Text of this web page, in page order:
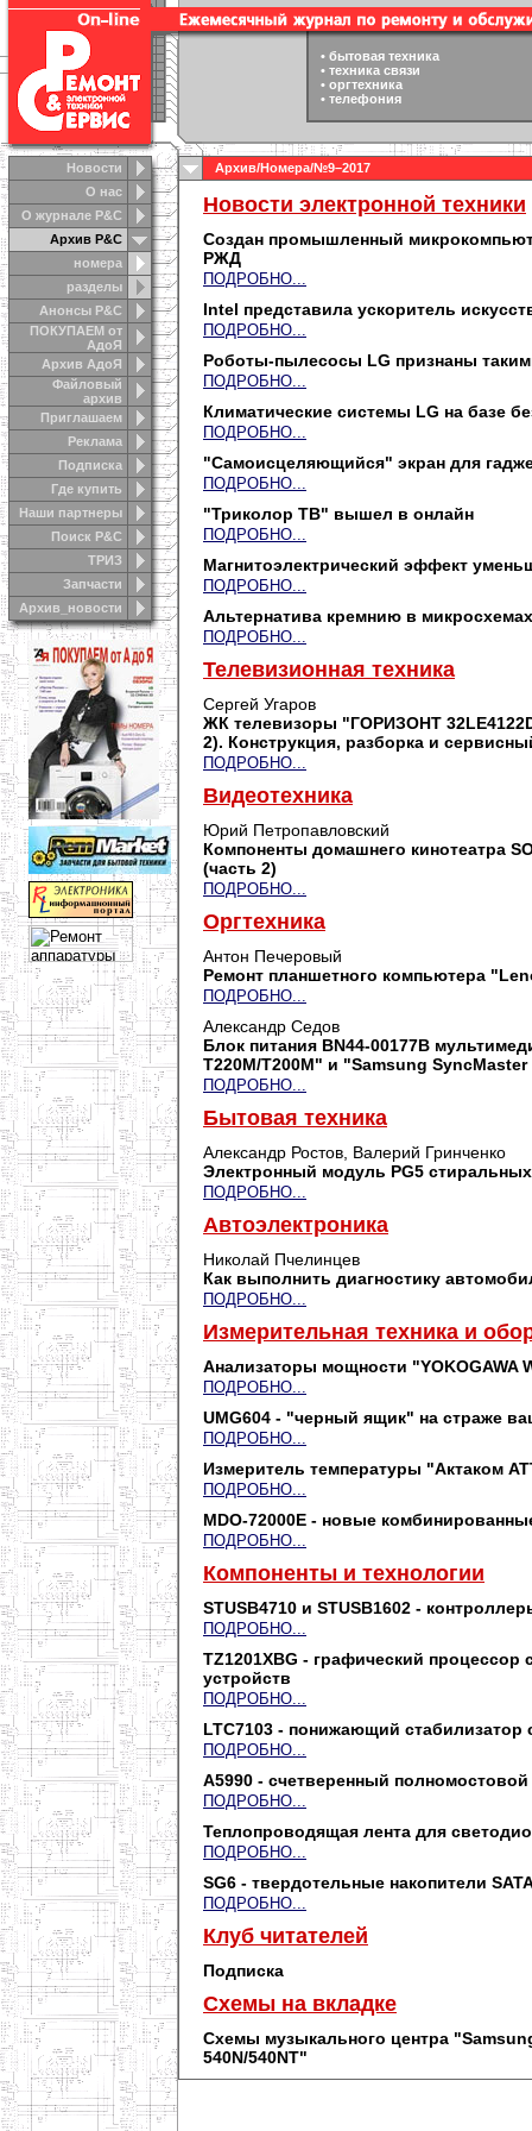
Новости
О нас
О журнале Р&С
Архив Р&С
номера
разделы
Анонсы Р&C
ПОКУПАЕМ от
АдоЯ
Архив АдоЯ
Файловый
архив
Приглашаем
Реклама
Подписка
Где купить
Наши партнеры
Поиск Р&С
ТРИЗ
Запчасти
Архив_новости
• бытовая техника
• техника связи
• оргтехника
• телефония
Архив/Номера/№9–2017
Новости электронной техники
Создан промышленный
РЖД
ПОДРОБНО...
Intel представила ускоритель
ПОДРОБНО...
Роботы-пылесосы LG признаны
ПОДРОБНО...
Климатические системы LG на базе
ПОДРОБНО...
"Самоисцеляющийся" экран для
ПОДРОБНО...
"Триколор ТВ" вышел в онлайн
ПОДРОБНО...
Магнитоэлектрический эффект
ПОДРОБНО...
Альтернатива кремнию в
ПОДРОБНО...
Телевизионная техника
Сергей Угаров
ЖК телевизоры "ГОРИЗОНТ
2). Конструкция, разборка и
ПОДРОБНО...
Видеотехника
Юрий Петропавловский
Компоненты домашнего кинотеатра
(часть 2)
ПОДРОБНО...
Оргтехника
Антон Печеровый
Ремонт планшетного компьютера
ПОДРОБНО...
Александр Седов
Блок питания BN44-00177B
T220M/T200M" и "Samsung SyncMaster
ПОДРОБНО...
Бытовая техника
Александр Ростов, Валерий Гринченко
Электронный модуль PG5
ПОДРОБНО...
Автоэлектроника
Николай Пчелинцев
Как выполнить диагностику
ПОДРОБНО...
Измерительная техника и
Анализаторы мощности "YOKOGAWA
ПОДРОБНО...
UMG604 - "черный ящик" на страже
ПОДРОБНО...
Измеритель температуры "Актаком
ПОДРОБНО...
MDO-72000E - новые
ПОДРОБНО...
Компоненты и технологии
STUSB4710 и STUSB1602 -
ПОДРОБНО...
TZ1201XBG - графический
устройств
ПОДРОБНО...
LTC7103 - понижающий
ПОДРОБНО...
A5990 - счетверенный
ПОДРОБНО...
Теплопроводящая лента для
ПОДРОБНО...
SG6 - твердотельные накопители
ПОДРОБНО...
Клуб читателей
Подписка
Схемы на вкладке
Схемы музыкального центра
540N/540NT"